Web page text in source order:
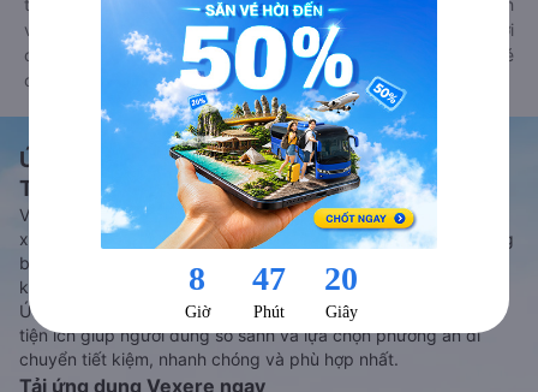
thời gian di chuyển của nhiều phương tiện máy bay, xe khách
và tàu hoả. Hệ thống của Goyolo được liên kết trực tiếp với
các hãng máy bay, xe khách và tàu hoả, luôn đảm bảo có vé
cho bạn di chuyển.
Ứng dụng đặt vé Xe khách, Máy bay,
Tàu hoả và Thuê xe
Vexere - ứng dụng đặt vé đa phương tiện với hơn 3000+ nhà
xe chất lượng cao, 5000+ tuyến đường toàn quốc, tất cả hãng
bay và hãng tàu cùng dịch vụ thuê xe máy, xe du lịch phủ
khắp các tỉnh thành tại Việt Nam.
Ứng dụng hiển thị thông tin đầy đủ, minh bạch cùng vô vàn
tiện ích giúp người dùng so sánh và lựa chọn phương án di
chuyển tiết kiệm, nhanh chóng và phù hợp nhất.
Tải ứng dụng Vexere ngay